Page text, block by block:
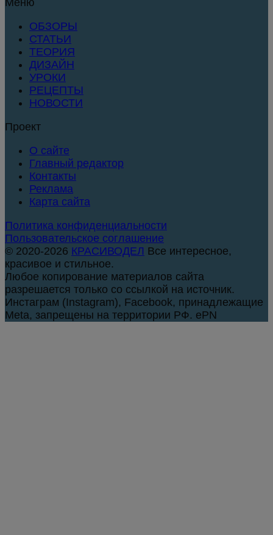
ОБЗОРЫ
СТАТЬИ
ТЕОРИЯ
ДИЗАЙН
УРОКИ
РЕЦЕПТЫ
НОВОСТИ
Проект
О сайте
Главный редактор
Контакты
Реклама
Карта сайта
Политика конфиденциальности
Пользовательское соглашение
© 2020-2026 КРАСИВОДЕЛ Все интересное,
красивое и стильное.
Любое копирование материалов сайта
разрешается только со ссылкой на источник.
Инстаграм (Instagram), Facebook, принадлежащие
Meta, запрещены на территории РФ. ePN